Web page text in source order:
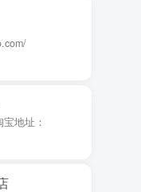
地址：